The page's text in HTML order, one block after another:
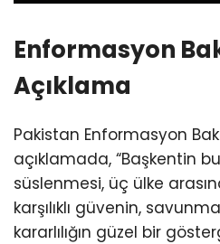
Enformasyon
Açıklama
Pakistan Enformasyon
açıklamada, “Başkentin
süslenmesi, üç ülke
karşılıklı güvenin,
kararlılığın güzel bir